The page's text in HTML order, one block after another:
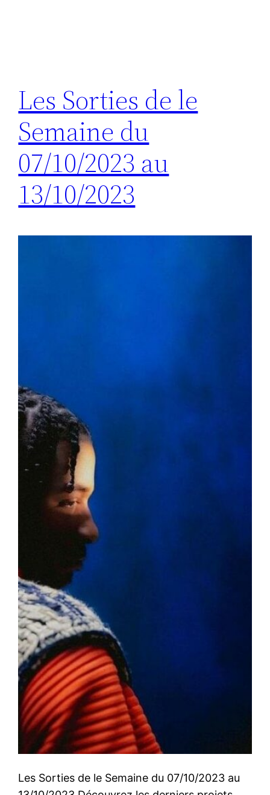
Les Sorties de le
Semaine du
07/10/2023 au
13/10/2023
Les Sorties de le Semaine du 07/10/2023 au